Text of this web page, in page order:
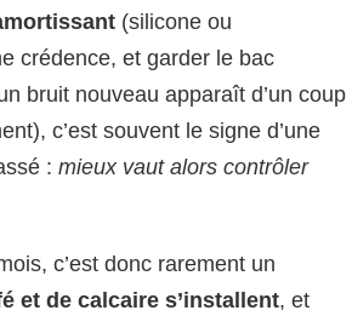
(silicone ou
crédence, et garder le bac
bruit nouveau apparaît d’un coup
c’est souvent le signe d’une
: mieux vaut alors contrôler
c’est donc rarement un
et de calcaire s’installent, et